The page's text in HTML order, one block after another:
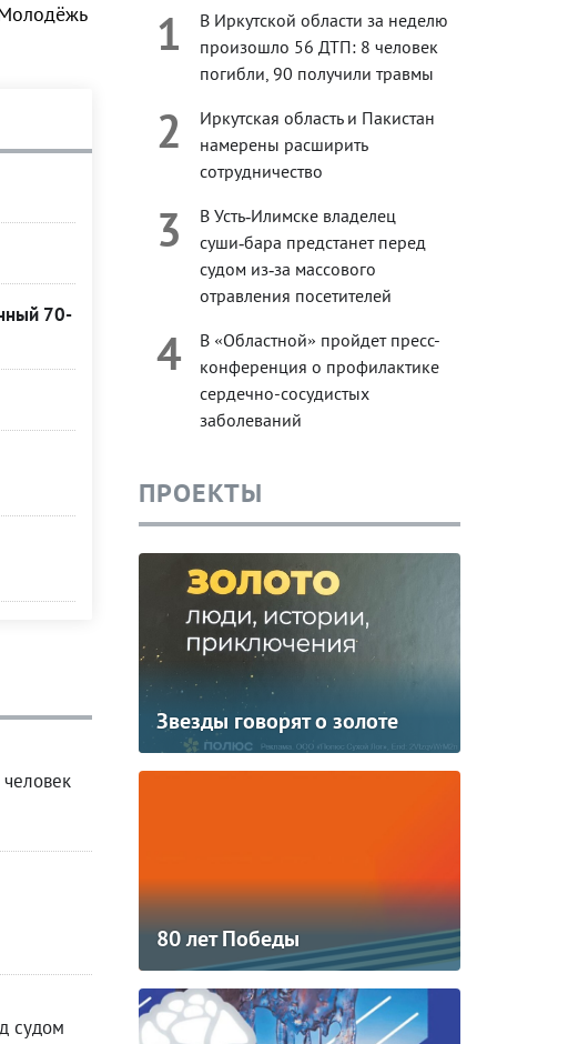
70-
судом
1
В Иркутской области за неделю
произошло 56 ДТП: 8 человек
погибли, 90 получили травмы
2
Иркутская область и Пакистан
намерены расширить
сотрудничество
3
В Усть‑Илимске владелец
суши‑бара предстанет перед
судом из‑за массового
отравления посетителей
4
В «Областной» пройдет пресс-
конференция о профилактике
сердечно-сосудистых
заболеваний
ПРОЕКТЫ
Звезды говорят о золоте
80 лет Победы